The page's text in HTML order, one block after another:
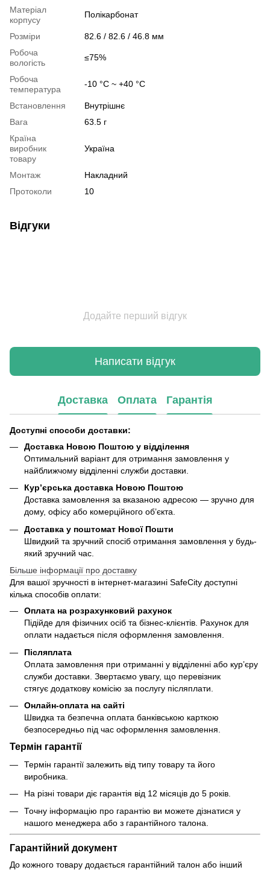
Матеріал
корпусу
Полікарбонат
Розміри
82.6 / 82.6 / 46.8 мм
Робоча
вологість
≤75%
Робоча
температура
-10 °C ~ +40 °C
Встановлення
Внутрішнє
Вага
63.5 г
Країна
виробник
товару
Україна
Монтаж
Накладний
Протоколи
10
Відгуки
Додайте перший відгук
Написати відгук
Доставка Оплата Гарантія
Доступні способи доставки:
Доставка Новою Поштою у відділення
Оптимальний варіант для отримання замовлення у
найближчому відділенні служби доставки.
Кур’єрська доставка Новою Поштою
Доставка замовлення за вказаною адресою — зручно для
дому, офісу або комерційного об’єкта.
Доставка у поштомат Нової Пошти
Швидкий та зручний спосіб отримання замовлення у будь-
який зручний час.
Більше інформації про доставку
Для вашої зручності в інтернет-магазині SafeCity доступні
кілька способів оплати:
Оплата на розрахунковий рахунок
Підійде для фізичних осіб та бізнес-клієнтів. Рахунок для
оплати надається після оформлення замовлення.
Післяплата
Оплата замовлення при отриманні у відділенні або кур’єру
служби доставки. Звертаємо увагу, що перевізник
стягує додаткову комісію за послугу післяплати.
Онлайн-оплата на сайті
Швидка та безпечна оплата банківською карткою
безпосередньо під час оформлення замовлення.
Термін гарантії
Термін гарантії залежить від типу товару та його
виробника.
На різні товари діє гарантія від 12 місяців до 5 років.
Точну інформацію про гарантію ви можете дізнатися у
нашого менеджера або з гарантійного талона.
Гарантійний документ
До кожного товару додається гарантійний талон або інший